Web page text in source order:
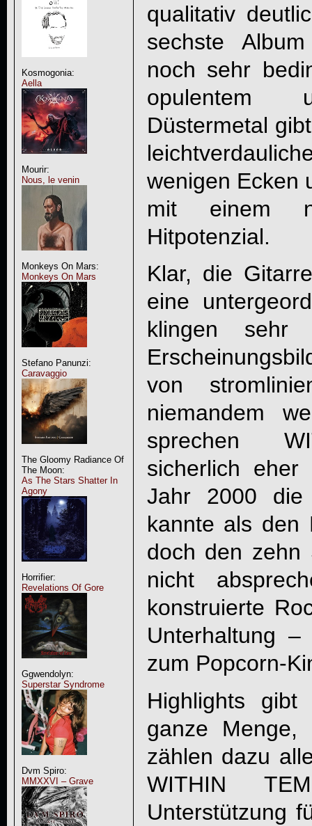
Kosmogonia:
Aella
Mourir:
Nous, le venin
Monkeys On Mars:
Monkeys On Mars
Stefano Panunzi:
Caravaggio
The Gloomy Radiance Of
The Moon:
As The Stars Shatter In
Agony
Horrifier:
Revelations Of Gore
Ggwendolyn:
Superstar Syndrome
Dvm Spiro:
MMXXVI – Grave
qualitativ
sechste
noch sehr
opulentem
Düstermetal
wenigen Ecken
mit einem
Hitpotenzial.
Klar, die
eine
klingen sehr
von
niemandem
sprechen
sicherlich
Jahr 2000
kannte als den
doch den zehn
nicht
konstruierte
Unterhaltung
zum Popcorn-
Highlights
ganze Menge,
zählen dazu
WITHIN
Unterstützung